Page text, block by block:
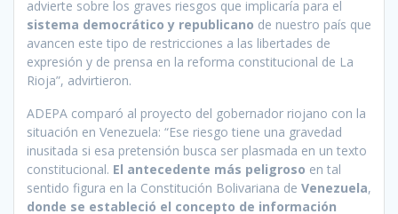
advierte sobre los graves riesgos que implicaría para el
sistema democrático y republicano de nuestro país que
avancen este tipo de restricciones a las libertades de
expresión y de prensa en la reforma constitucional de La
Rioja”, advirtieron.
ADEPA comparó al proyecto del gobernador riojano con la
situación en Venezuela: “Ese riesgo tiene una gravedad
inusitada si esa pretensión busca ser plasmada en un texto
constitucional. El antecedente más peligroso en tal
sentido figura en la Constitución Bolivariana de Venezuela,
donde se estableció el concepto de información